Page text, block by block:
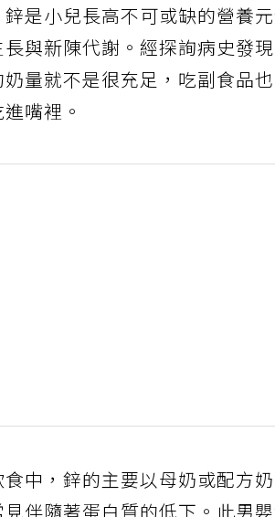
是小兒長高不可或缺的營養
與新陳代謝。經探詢病史發
量就不是很充足，吃副食品
嘴裡。
中，鋅的主要以母奶或配方